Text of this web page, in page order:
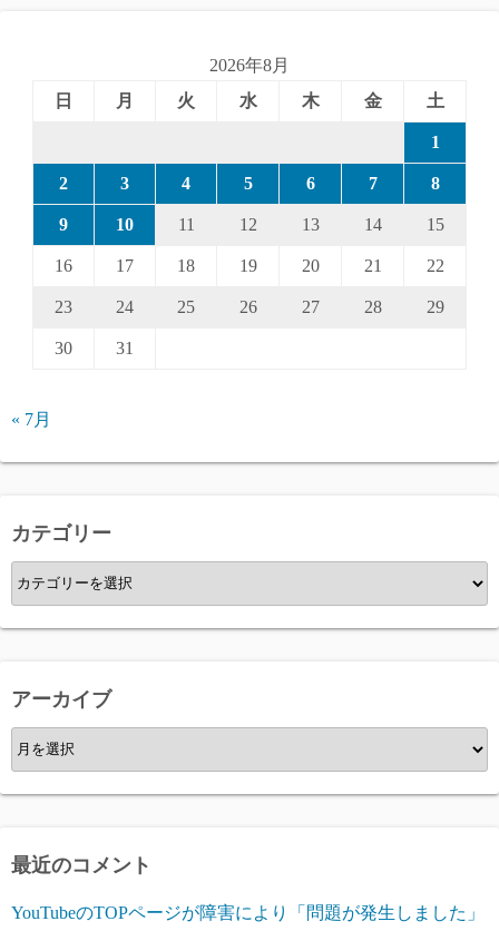
2026年8月
日
月 火 水 木 金 土
1
2 3 4 5 6 7 8
9 10 11 12 13 14 15
16 17 18 19 20 21 22
23 24 25 26 27 28 29
30 31
« 7月
カテゴリー
カ
テ
ゴ
ー
アーカイブ
ア
ー
カ
ブ
最近のコメント
YouTubeのTOPページが障害により「問題が発生しました」